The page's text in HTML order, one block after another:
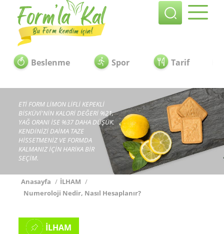
Beslenme Spor Tarif
ETİ FORM LİMON LİFLİ KEPEKLİ
BİSKÜVİ'NİN KALORİ DEĞERİ %21,
YAĞ ORANI İSE %37 DAHA DÜŞÜK.
KENDİNİZİ DAİMA TAZE
HİSSETMENİZ VE FORMDA
KALMANIZ İÇİN HARİKA BİR
SEÇİM.
Anasayfa / İLHAM /
Numeroloji Nedir, Nasıl Hesaplanır?
İLHAM